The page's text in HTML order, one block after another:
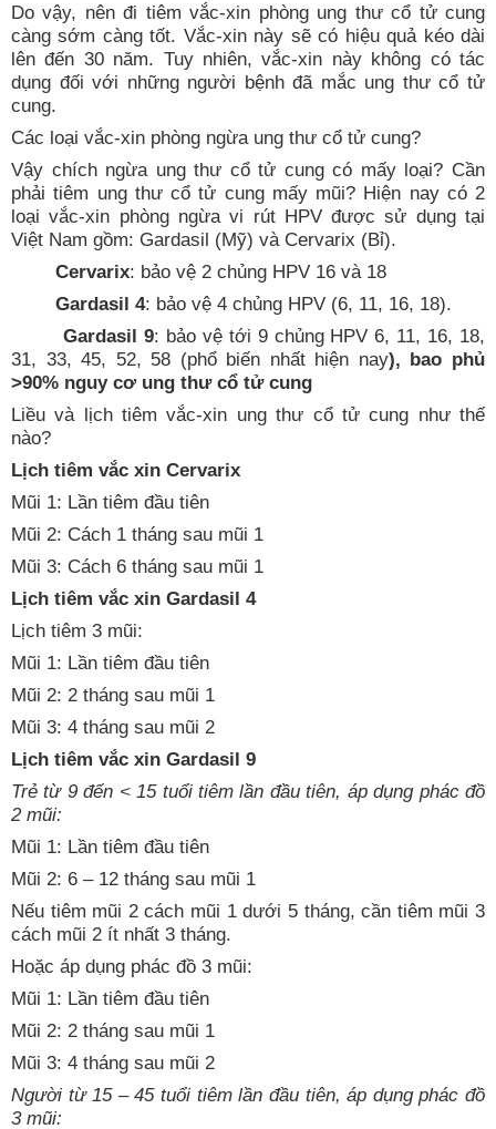
Do vậy, nên đi tiêm vắc-xin phòng ung thư cổ tử cung
càng sớm càng tốt. Vắc-xin này sẽ có hiệu quả kéo dài
lên đến 30 năm. Tuy nhiên, vắc-xin này không có tác
dụng đối với những người bệnh đã mắc ung thư cổ tử
cung.
Các loại vắc-xin phòng ngừa ung thư cổ tử cung?
Vậy chích ngừa ung thư cổ tử cung có mấy loại? Cần
phải tiêm ung thư cổ tử cung mấy mũi? Hiện nay có 2
loại vắc-xin phòng ngừa vi rút HPV được sử dụng tại
Việt Nam gồm: Gardasil (Mỹ) và Cervarix (Bỉ).
Cervarix: bảo vệ 2 chủng HPV 16 và 18
Gardasil 4: bảo vệ 4 chủng HPV (6, 11, 16, 18).
Gardasil 9: bảo vệ tới 9 chủng HPV 6, 11, 16, 18,
31, 33, 45, 52, 58 (phổ biến nhất hiện nay), bao phủ
>90% nguy cơ ung thư cổ tử cung
Liều và lịch tiêm vắc-xin ung thư cổ tử cung như thế
nào?
Lịch tiêm vắc xin Cervarix
Mũi 1: Lần tiêm đầu tiên
Mũi 2: Cách 1 tháng sau mũi 1
Mũi 3: Cách 6 tháng sau mũi 1
Lịch tiêm vắc xin Gardasil 4
Lịch tiêm 3 mũi:
Mũi 1: Lần tiêm đầu tiên
Mũi 2: 2 tháng sau mũi 1
Mũi 3: 4 tháng sau mũi 2
Lịch tiêm vắc xin Gardasil 9
Trẻ từ 9 đến < 15 tuổi tiêm lần đầu tiên, áp dụng phác đồ
2 mũi:
Mũi 1: Lần tiêm đầu tiên
Mũi 2: 6 – 12 tháng sau mũi 1
Nếu tiêm mũi 2 cách mũi 1 dưới 5 tháng, cần tiêm mũi 3
cách mũi 2 ít nhất 3 tháng.
Hoặc áp dụng phác đồ 3 mũi:
Mũi 1: Lần tiêm đầu tiên
Mũi 2: 2 tháng sau mũi 1
Mũi 3: 4 tháng sau mũi 2
Người từ 15 – 45 tuổi tiêm lần đầu tiên, áp dụng phác đồ
3 mũi: